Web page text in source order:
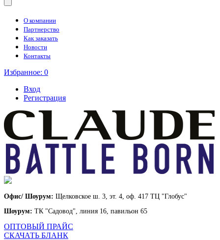
О компании
Партнерство
Как заказать
Новости
Контакты
Избранное: 0
Вход
Регистрация
Офис/ Шоурум: Щелковское ш. 3, эт. 4, оф. 417 ТЦ "Глобус"
Шоурум: ТК "Садовод", линия 16, павильон 65
ОПТОВЫЙ ПРАЙС
СКАЧАТЬ БЛАНК